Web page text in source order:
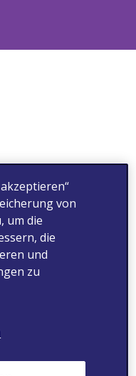
von
um die
die
und
zu